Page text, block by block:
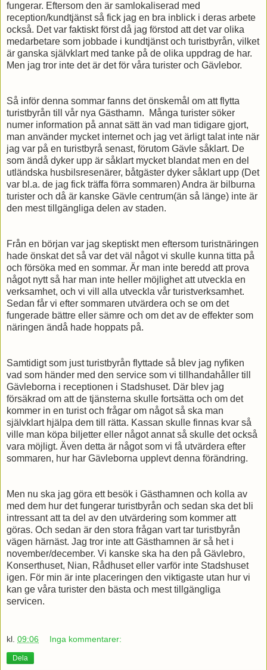
fungerar. Eftersom den är samlokaliserad med
reception/kundtjänst så fick jag en bra inblick i deras arbete
också. Det var faktiskt först då jag förstod att det var olika
medarbetare som jobbade i kundtjänst och turistbyrån, vilket
är ganska självklart med tanke på de olika uppdrag de har.
Men jag tror inte det är det för våra turister och Gävlebor.
Så inför denna sommar fanns det önskemål om att flytta
turistbyrån till vår nya Gästhamn. Många turister söker
numer information på annat sätt än vad man tidigare gjort,
man använder mycket internet och jag vet ärligt talat inte när
jag var på en turistbyrå senast, förutom Gävle såklart. De
som ändå dyker upp är såklart mycket blandat men en del
utländska husbilsresenärer, båtgäster dyker såklart upp (Det
var bl.a. de jag fick träffa förra sommaren) Andra är bilburna
turister och då är kanske Gävle centrum(än så länge) inte är
den mest tillgängliga delen av staden.
Från en början var jag skeptiskt men eftersom turistnäringen
hade önskat det så var det väl något vi skulle kunna titta på
och försöka med en sommar. Är man inte beredd att prova
något nytt så har man inte heller möjlighet att utveckla en
verksamhet, och vi vill alla utveckla vår turistverksamhet.
Sedan får vi efter sommaren utvärdera och se om det
fungerade bättre eller sämre och om det av de effekter som
näringen ändå hade hoppats på.
Samtidigt som just turistbyrån flyttade så blev jag nyfiken
vad som händer med den service som vi tillhandahåller till
Gävleborna i receptionen i Stadshuset. Där blev jag
försäkrad om att de tjänsterna skulle fortsätta och om det
kommer in en turist och frågar om något så ska man
självklart hjälpa dem till rätta. Kassan skulle finnas kvar så
ville man köpa biljetter eller något annat så skulle det också
vara möjligt. Även detta är något som vi få utvärdera efter
sommaren, hur har Gävleborna upplevt denna förändring.
Men nu ska jag göra ett besök i Gästhamnen och kolla av
med dem hur det fungerar turistbyrån och sedan ska det bli
intressant att ta del av den utvärdering som kommer att
göras. Och sedan är den stora frågan vart tar turistbyrån
vägen härnäst. Jag tror inte att Gästhamnen är så het i
november/december. Vi kanske ska ha den på Gävlebro,
Konserthuset, Nian, Rådhuset eller varför inte Stadshuset
igen. För min är inte placeringen den viktigaste utan hur vi
kan ge våra turister den bästa och mest tillgängliga
servicen.
kl. 09:06 Inga kommentarer:
Dela